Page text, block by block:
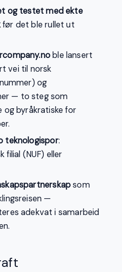
og testet med ekte
før det ble rullet ut
ble lansert
vei til norsk
og
— to steg som
og byråkratiske for
teknologispor:
filial (NUF) eller
som
—
adekvat i samarbeid